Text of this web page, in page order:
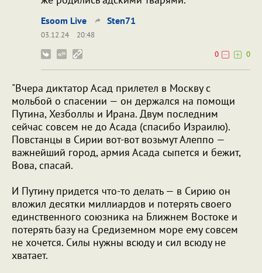
Esoom Live Sten71
03.12.24
20:48
0
0
"Bчера диктатор Асад прилетел в Москву с
мольбой о спасении — он держался на помощи
Путина, Хезболлы и Ирана. Двум последним
сейчас совсем не до Асада (спасибо Израилю).
Повстанцы в Сирии вот-вот возьмут Алеппо —
важнейший город, армия Асада сыпется и бежит,
Вова, спасай.
И Путину придется что-то делать — в Сирию он
вложил десятки миллиардов и потерять своего
единственного союзника на Ближнем Востоке и
потерять базу на Средиземном море ему совсем
не хочется. Силы нужны всюду и сил всюду не
хватает.